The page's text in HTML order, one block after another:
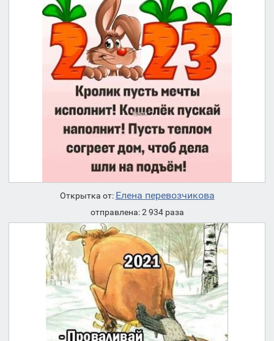
Открытка от: Елена перевозчикова
отправлена: 2 934 раза